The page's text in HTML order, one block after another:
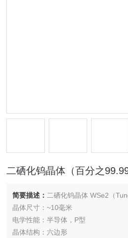
二硒化钨晶体（百分之
简要描述： 二硒化钨晶体 WSe2（
晶体尺寸：~10毫米
电学性能：半导体，P型
晶体结构：六边形